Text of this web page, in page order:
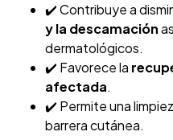
✔️ Contribuye a
y la descamación
dermatológicos.
✔️ Favorece la
afectada.
✔️ Permite una
barrera cutánea.